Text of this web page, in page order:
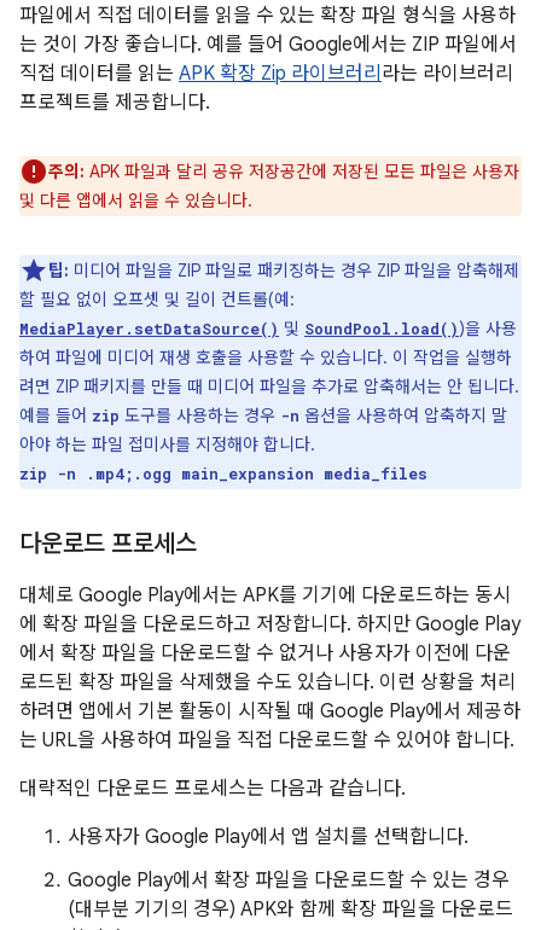
파일에서 직접 데이터를 읽을 수 있는 확장 파일 형식을 사용하
는 것이 가장 좋습니다. 예를 들어 Google에서는 ZIP 파일에서
직접 데이터를 읽는 APK 확장 Zip 라이브러리 라는 라이브러리
프로젝트를 제공합니다.
주의: APK 파일과 달리 공유 저장공간에 저장된 모든 파일은 사용자
및 다른 앱에서 읽을 수 있습니다.
팁: 미디어 파일을 ZIP 파일로 패키징하는 경우 ZIP 파일을 압축해제
할 필요 없이 오프셋 및 길이 컨트롤(예:
MediaPlayer.setDataSource() 및 SoundPool.load())을 사용
하여 파일에 미디어 재생 호출을 사용할 수 있습니다. 이 작업을 실행하
려면 ZIP 패키지를 만들 때 미디어 파일을 추가로 압축해서는 안 됩니다.
예를 들어 zip 도구를 사용하는 경우 -n 옵션을 사용하여 압축하지 말
아야 하는 파일 접미사를 지정해야 합니다.
zip -n .mp4;.ogg main_expansion media_files
다운로드 프로세스
대체로 Google Play에서는 APK를 기기에 다운로드하는 동시
에 확장 파일을 다운로드하고 저장합니다. 하지만 Google Play
에서 확장 파일을 다운로드할 수 없거나 사용자가 이전에 다운
로드된 확장 파일을 삭제했을 수도 있습니다. 이런 상황을 처리
하려면 앱에서 기본 활동이 시작될 때 Google Play에서 제공하
는 URL을 사용하여 파일을 직접 다운로드할 수 있어야 합니다.
대략적인 다운로드 프로세스는 다음과 같습니다.
사용자가 Google Play에서 앱 설치를 선택합니다.
Google Play에서 확장 파일을 다운로드할 수 있는 경우
(대부분 기기의 경우) APK와 함께 확장 파일을 다운로드